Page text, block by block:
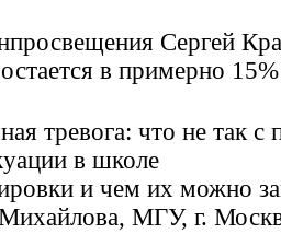
Сергей
в примерно
тревога: что не так с
в школе
и чем их можно
МГУ, г.